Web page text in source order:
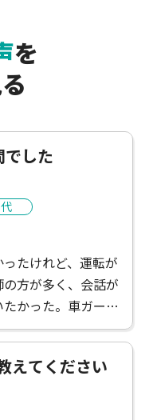
を
でした
たけれど、運転が
方が多く、会話が
かった。車ガール
くさんごはんやさ
がお店を教えてく
た2週間でした。
えてください